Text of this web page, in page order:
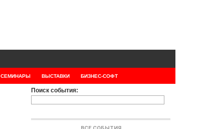
СЕМИНАРЫ ВЫСТАВКИ БИЗНЕС-СОФТ
Поиск события: